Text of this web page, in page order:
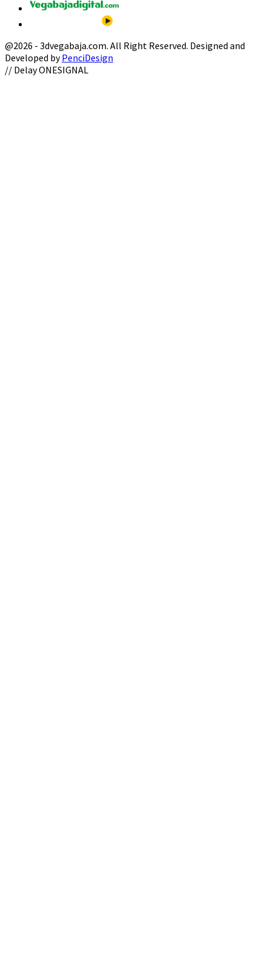
@2026 - 3dvegabaja.com. All Right Reserved. Designed and
Developed byPenciDesign
Facebook
Twitter
Instagram
Youtube
Email
// Delay ONESIGNAL